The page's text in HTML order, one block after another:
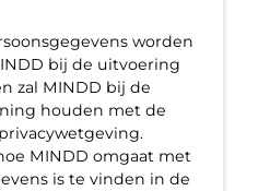
worden
bij de uitvoering
zal MINDD bij de
houden met de
MINDD omgaat met
is te vinden in de